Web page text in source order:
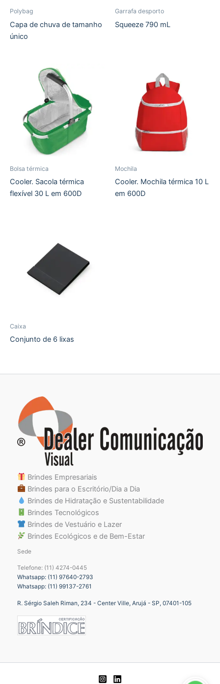
Polybag
Capa de chuva de tamanho
único
Garrafa desporto
Squeeze 790 mL
Bolsa térmica
Cooler. Sacola térmica
flexível 30 L em 600D
Mochila
Cooler. Mochila térmica 10 L
em 600D
Caixa
Conjunto de 6 lixas
Brindes Empresariais
Brindes para o Escritório/Dia a Dia
Brindes de Hidratação e Sustentabilidade
Brindes Tecnológicos
Brindes de Vestuário e Lazer
Brindes Ecológicos e de Bem-Estar
Sede
Telefone: (11) 4274-0445
Whatsapp: (11) 97640-2793
Whatsapp: (11) 99137-2761
R. Sérgio Saleh Riman, 234 - Center Ville, Arujá - SP, 07401-105